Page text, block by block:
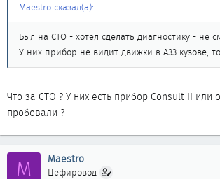
Maestro сказал(а):
Был на СТО - хотел сделать диагностику - не
У них прибор не видит движки в A33 кузове,
Что за СТО ? У них есть прибор Consult II или
пробовали ?
M Maestro
Цефировод